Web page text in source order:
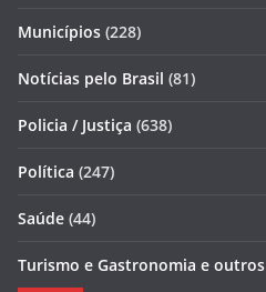
Municípios (228)
Notícias pelo Brasil (81)
Policia / Justiça (638)
Política (247)
Saúde (44)
Turismo e Gastronomia e outros